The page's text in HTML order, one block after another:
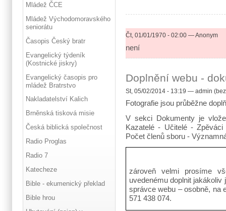
Čt, 01/01/1970 - 02:00 — Anonym
není
Doplnění webu -
St, 05/02/2014 - 13:19 — admin
Fotografie jsou průběžne
V sekci Dokumenty je
Kazatelé - Učitelé -
Počet členů sboru -
zároveň velmi prosíme
uvedenému doplnit
správce webu – osobně, na
571 438 074.
Mládež ČCE
Mládež Východomoravského
seniorátu
Časopis Český bratr
Evangelický týdeník
(Kostnické jiskry)
Evangelický časopis pro
mládež Bratrstvo
Nakladatelství Kalich
Brněnská tisková misie
Česká biblická společnost
Radio Proglas
Radio 7
Katecheze
Bible - ekumenický překlad
Bible hrou